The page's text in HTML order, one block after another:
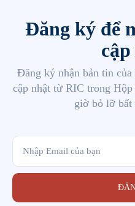
Đăng ký để
Đăng ký nhận bản tin
cập nhật từ RIC trong
giờ bỏ lỡ